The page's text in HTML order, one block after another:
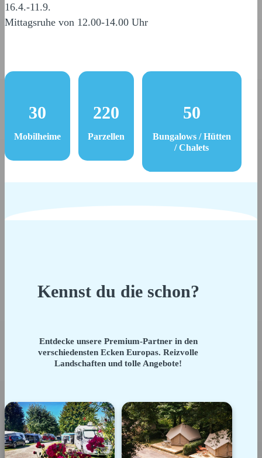
16.4.-11.9.
Mittagsruhe von 12.00-14.00 Uhr
30
Mobilheime
220
Parzellen
50
Bungalows / Hütten
/ Chalets
Kennst du die schon?
Entdecke unsere Premium-Partner in den
verschiedensten Ecken Europas. Reizvolle
Landschaften und tolle Angebote!